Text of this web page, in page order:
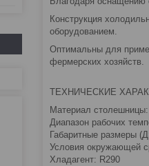
Конструкция
оборудованием.
Оптимальны для
фермерских хозяйств.
ТЕХНИЧЕСКИЕ
Материал
Диапазон рабочих
Габаритные размеры
Условия окружающей
Хладагент: R290